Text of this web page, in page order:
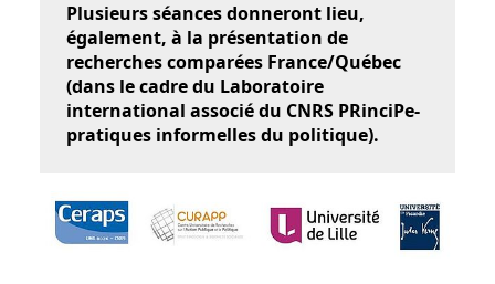
Plusieurs séances donneront lieu,
également, à la présentation de
recherches comparées France/Québec
(dans le cadre du Laboratoire
international associé du CNRS PRinciPe-
pratiques informelles du politique).